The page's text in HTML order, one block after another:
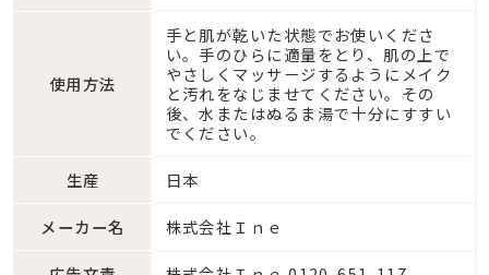
使用方法
手と肌が乾いた状態でお使いくださ
い。手のひらに適量をとり、肌の上で
やさしくマッサージするようにメイク
と汚れをなじませてください。その
後、水またはぬるま湯で十分にすすい
でください。
生産 日本
メーカー名 株式会社Ｉｎｅ